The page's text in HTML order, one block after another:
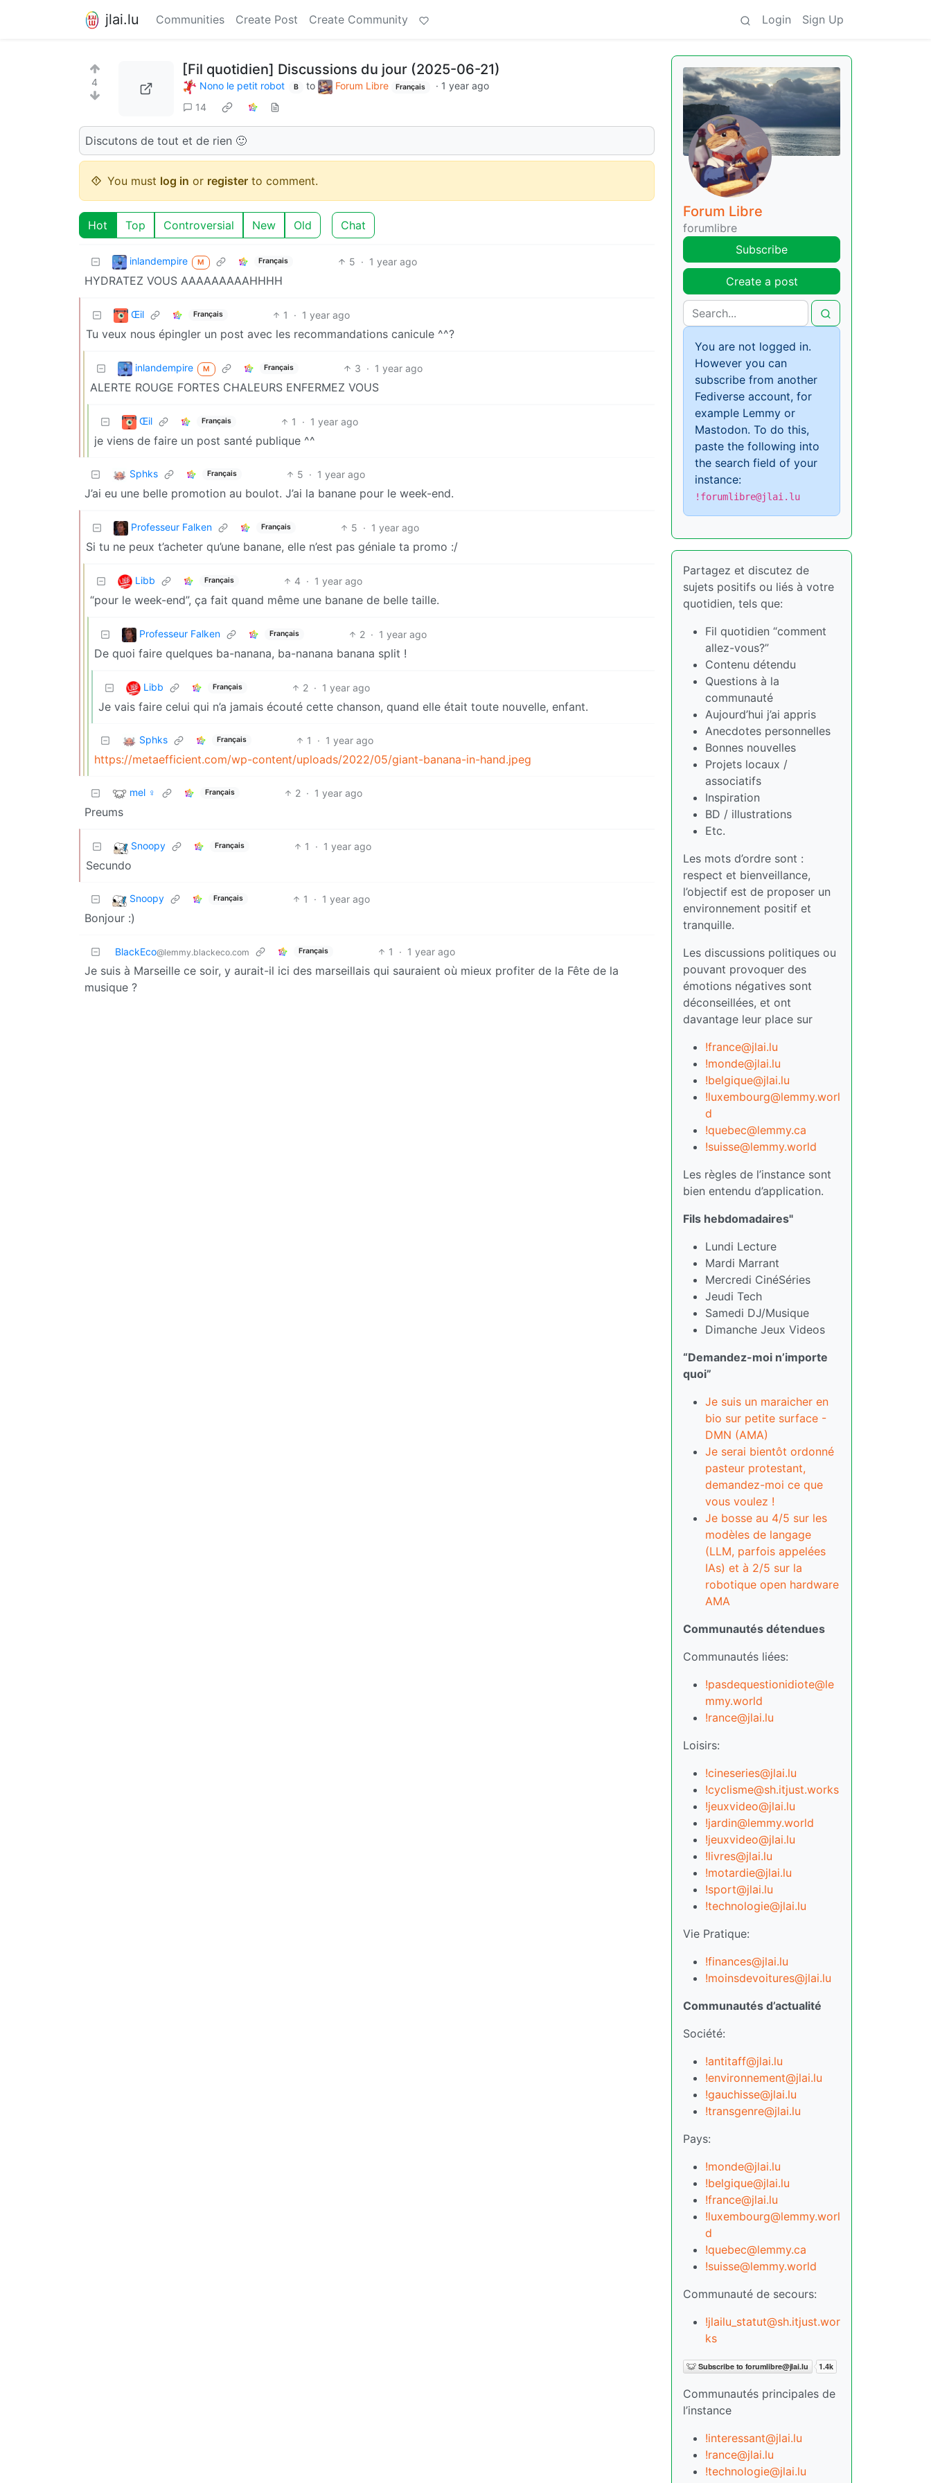
jlai.lu Communities Create Post Create Community Login Sign Up
4
[Fil quotidien] Discussions du jour (2025-06-21)
Nono le petit robot B to Forum Libre Français · 1 year ago
14
Discutons de tout et de rien 🙂
You must log in or register to comment.
Hot Top Controversial New Old Chat
inlandempire M Français 5 · 1 year ago
HYDRATEZ VOUS AAAAAAAAAHHHH
Œil Français 1 · 1 year ago
Tu veux nous épingler un post avec les recommandations canicule ^^?
inlandempire M Français 3 · 1 year ago
ALERTE ROUGE FORTES CHALEURS ENFERMEZ VOUS
Œil Français 1 · 1 year ago
je viens de faire un post santé publique ^^
Sphks Français 5 · 1 year ago
J’ai eu une belle promotion au boulot. J’ai la banane pour le week-end.
Professeur Falken Français 5 · 1 year ago
Si tu ne peux t’acheter qu’une banane, elle n’est pas géniale ta promo :/
Libb Français 4 · 1 year ago
“pour le week-end”, ça fait quand même une banane de belle taille.
Professeur Falken Français 2 · 1 year ago
De quoi faire quelques ba-nanana, ba-nanana banana split !
Libb Français 2 · 1 year ago
Je vais faire celui qui n’a jamais écouté cette chanson, quand elle était toute nouvelle, enfant.
Sphks Français 1 · 1 year ago
https://metaefficient.com/wp-content/uploads/2022/05/giant-banana-in-hand.jpeg
mel ♀ Français 2 · 1 year ago
Preums
Snoopy Français 1 · 1 year ago
Secundo
Snoopy Français 1 · 1 year ago
Bonjour :)
BlackEco@lemmy.blackeco.com Français 1 · 1 year ago
Je suis à Marseille ce soir, y aurait-il ici des marseillais qui sauraient où mieux profiter de la Fête de la
musique ?
Forum Libre
forumlibre
Subscribe
Create a post
You are not logged in.
However you can
subscribe from another
Fediverse account, for
example Lemmy or
Mastodon. To do this,
paste the following into
the search field of your
instance:
!forumlibre@jlai.lu
Partagez et discutez de
sujets positifs ou liés à votre
quotidien, tels que:
Fil quotidien “comment
allez-vous?”
Contenu détendu
Questions à la
communauté
Aujourd’hui j’ai appris
Anecdotes personnelles
Bonnes nouvelles
Projets locaux /
associatifs
Inspiration
BD / illustrations
Etc.
Les mots d’ordre sont :
respect et bienveillance,
l’objectif est de proposer un
environnement positif et
tranquille.
Les discussions politiques ou
pouvant provoquer des
émotions négatives sont
déconseillées, et ont
davantage leur place sur
!france@jlai.lu
!monde@jlai.lu
!belgique@jlai.lu
!luxembourg@lemmy.worl
d
!quebec@lemmy.ca
!suisse@lemmy.world
Les règles de l’instance sont
bien entendu d’application.
Fils hebdomadaires"
Lundi Lecture
Mardi Marrant
Mercredi CinéSéries
Jeudi Tech
Samedi DJ/Musique
Dimanche Jeux Videos
“Demandez-moi n’importe
quoi”
Je suis un maraicher en
bio sur petite surface -
DMN (AMA)
Je serai bientôt ordonné
pasteur protestant,
demandez-moi ce que
vous voulez !
Je bosse au 4/5 sur les
modèles de langage
(LLM, parfois appelées
IAs) et à 2/5 sur la
robotique open hardware
AMA
Communautés détendues
Communautés liées:
!pasdequestionidiote@le
mmy.world
!rance@jlai.lu
Loisirs:
!cineseries@jlai.lu
!cyclisme@sh.itjust.works
!jeuxvideo@jlai.lu
!jardin@lemmy.world
!jeuxvideo@jlai.lu
!livres@jlai.lu
!motardie@jlai.lu
!sport@jlai.lu
!technologie@jlai.lu
Vie Pratique:
!finances@jlai.lu
!moinsdevoitures@jlai.lu
Communautés d’actualité
Société:
!antitaff@jlai.lu
!environnement@jlai.lu
!gauchisse@jlai.lu
!transgenre@jlai.lu
Pays:
!monde@jlai.lu
!belgique@jlai.lu
!france@jlai.lu
!luxembourg@lemmy.worl
d
!quebec@lemmy.ca
!suisse@lemmy.world
Communauté de secours:
!jlailu_statut@sh.itjust.wor
ks
Communautés principales de
l’instance
!interessant@jlai.lu
!rance@jlai.lu
!technologie@jlai.lu